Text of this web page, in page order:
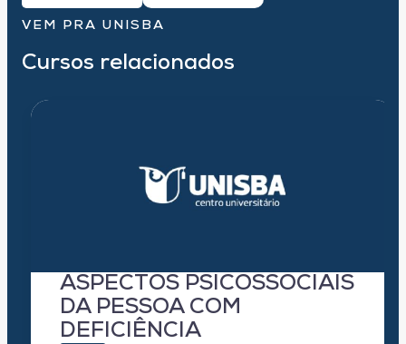
VEM PRA UNISBA
Cursos relacionados
ASPECTOS PSICOSSOCIAIS
DA PESSOA COM
DEFICIÊNCIA